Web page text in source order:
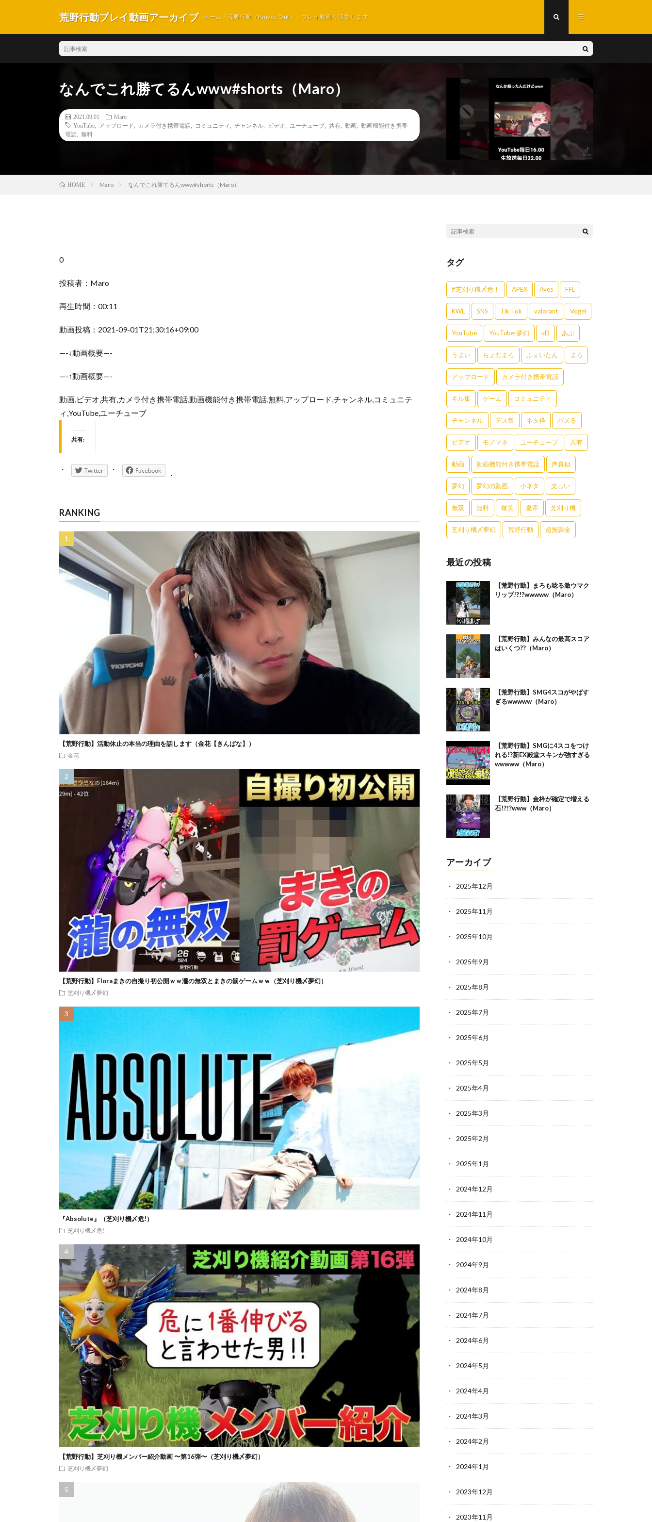
荒野行動プレイ動画アーカイブ ゲーム「荒野行動（Knives Out）」プレイ動画を収集します。
なんでこれ勝てるんwww#shorts（Maro）
2021.09.01
Maro
YouTube
アップロード カメラ付き携帯電話 コミュニティ チャンネル ビデオ ユーチューブ 共有 動画
動画機能付き携帯
電話
無料
HOME Maro なんでこれ勝てるんwww#shorts（Maro）
0
投稿者：Maro
再生時間：00:11
動画投稿：2021-09-01T21:30:16+09:00
—-↓動画概要—-
—-↑動画概要—-
動画,ビデオ,共有,カメラ付き携帯電話,動画機能付き携帯電話,無料,アップロード,チャンネル,コミュニテ
ィ,YouTube,ユーチューブ
共有:
Twitter Facebook
RANKING
【荒野行動】活動休止の本当の理由を話します（金花【きんばな】）
金花
【荒野行動】Floraまきの自撮り初公開ｗｗ瀧の無双とまきの罰ゲームｗｗ（芝刈り機〆夢幻）
芝刈り機〆夢幻
『Absolute』（芝刈り機〆危!）
芝刈り機〆危!
【荒野行動】芝刈り機メンバー紹介動画 〜第16弾〜（芝刈り機〆夢幻）
芝刈り機〆夢幻
タグ
#芝刈り機〆危！ APEX Aves FFL
KWL SNS Tik Tok valorant Vogel
YouTube YouTuber夢幻 αD あぶ
うまい ちょむまろ ふぇいたん まろ
アップロード カメラ付き携帯電話
キル集 ゲーム コミュニティ
チャンネル デス集 ネタ枠 バズる
ビデオ モノマネ ユーチューブ 共有
動画 動画機能付き携帯電話 声真似
夢幻 夢幻の動画 小ネタ 楽しい
無双 無料 爆笑 皇帝 芝刈り機
芝刈り機〆夢幻 荒野行動 超無課金
最近の投稿
【荒野行動】まろも唸る激ウマク
リップ!?!?wwwww（Maro）
【荒野行動】みんなの最高スコア
はいくつ??（Maro）
【荒野行動】SMG4スコがやばす
ぎるwwwww（Maro）
【荒野行動】SMGに4スコをつけ
れる!?新EX殿堂スキンが強すぎる
wwwww（Maro）
【荒野行動】金枠が確定で増える
石!?!?www（Maro）
アーカイブ
2025年12月
2025年11月
2025年10月
2025年9月
2025年8月
2025年7月
2025年6月
2025年5月
2025年4月
2025年3月
2025年2月
2025年1月
2024年12月
2024年11月
2024年10月
2024年9月
2024年8月
2024年7月
2024年6月
2024年5月
2024年4月
2024年3月
2024年2月
2024年1月
2023年12月
2023年11月